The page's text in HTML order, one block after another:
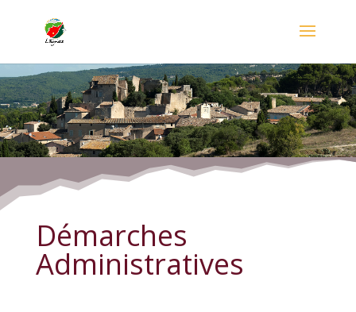
Démarches Administratives
Démarches
Administratives